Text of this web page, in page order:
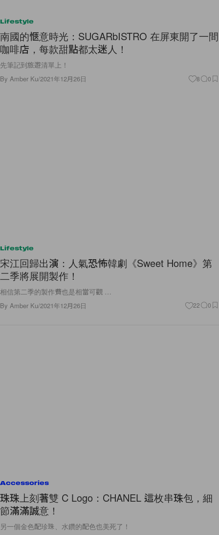
Lifestyle
南國的愜意時光：SUGARbISTRO 在屏東開了一間
咖啡店，每款甜點都太迷人！
先筆記到旅遊清單上！
By Amber Ku/2021年12月26日 8 0
Lifestyle
宋江回歸出演：人氣恐怖韓劇《Sweet Home》第
二季將展開製作！
相信第二季的製作費也是相當可觀 …
By Amber Ku/2021年12月26日 22 0
Accessories
珠珠上刻著雙 C Logo：CHANEL 這枚串珠包，細
節滿滿誠意！
另一個金色配珍珠、水鑽的配色也美死了！